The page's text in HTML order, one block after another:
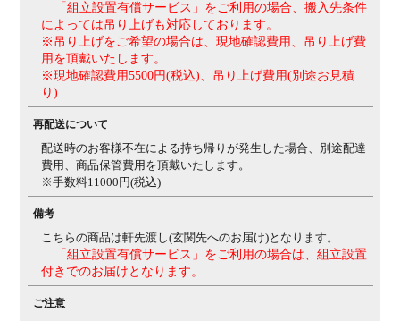
「組立設置有償サービス」をご利用の場合、搬入先条件
によっては吊り上げも対応しております。
※吊り上げをご希望の場合は、現地確認費用、吊り上げ費
用を頂戴いたします。
※現地確認費用5500円(税込)、吊り上げ費用(別途お見積
り)
再配送について
配送時のお客様不在による持ち帰りが発生した場合、別途配達
費用、商品保管費用を頂戴いたします。
※手数料11000円(税込)
備考
こちらの商品は軒先渡し(玄関先へのお届け)となります。
「組立設置有償サービス」をご利用の場合は、組立設置
付きでのお届けとなります。
ご注意